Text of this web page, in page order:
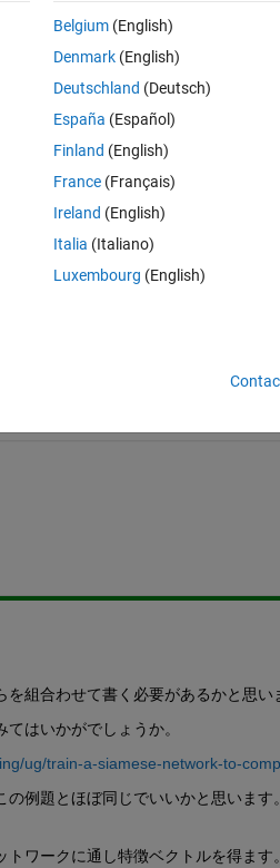
を行いたいと考えております。
を用いて、予測モデルを構築したい
でしょうか。
Classification-using-CNN-with-
ぼそのまま使えるのではないかと思
組合わせて書く必要があるかと思い
はいかがでしょうか。
ug/train-a-siamese-network-to-
例題とほぼ同じでいいかと思いま
ワークに通し特徴ベクトルを得ま
Belgium (English)
Denmark (English)
Deutschland (Deutsch)
España (Español)
Finland (English)
France (Français)
Ireland (English)
Italia (Italiano)
Luxembourg (English)